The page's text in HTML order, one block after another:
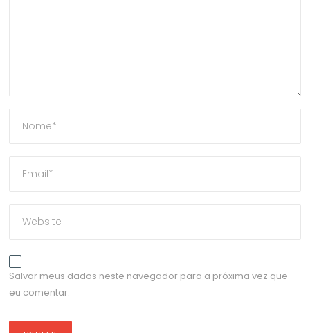
Salvar meus dados neste navegador para a próxima vez que
eu comentar.